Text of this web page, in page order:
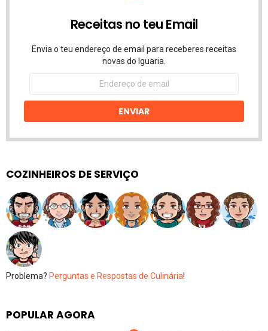
Receitas no teu Email
Envia o teu endereço de email para receberes receitas
novas do Iguaria.
Endereço
email
ENVIAR
COZINHEIROS DE SERVIÇO
Problema? Perguntas e Respostas de Culinária!
POPULAR AGORA